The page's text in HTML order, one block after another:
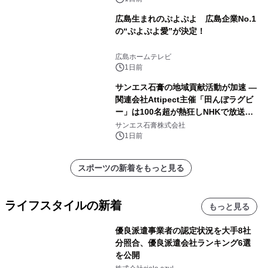
広島生まれのぷよぷよ 広島企業No.1
の“ぷよぷよ愛”が決定！
広島ホームテレビ
1日前
サンエス石膏の地域貢献活動が加速 ―
関連会社Attipect主催「田んぼラグビ
ー」は100名超が熱狂しNHKで放送さ
れました。
サンエス石膏株式会社
1日前
スポーツの新着をもっと見る
ライフスタイルの新着 もっと見る
優良派遣事業者の認定状況を大手8社
分照合、優良派遣会社ランキング6選
を公開